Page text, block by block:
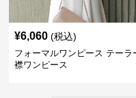
¥6,060 (税込)
フォーマルワンピース テーラ
襟ワンピース